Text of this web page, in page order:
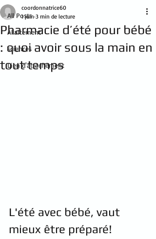
All Posts
Allaitement
sciences
Lien d'attachement
Pharmacie d’été pour bébé
: quoi avoir sous la main en
tout temps
coordonnatrice60
1 juin 3 min de lecture
L'été avec bébé, vaut
mieux être préparé!